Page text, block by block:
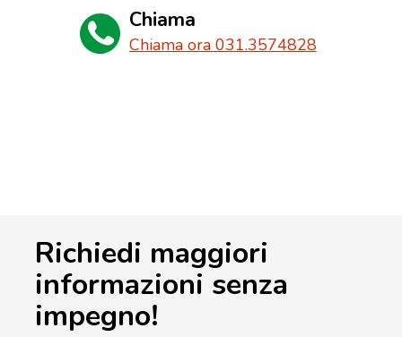
Chiama
Chiama ora 031.3574828
Richiedi maggiori
informazioni senza
impegno!